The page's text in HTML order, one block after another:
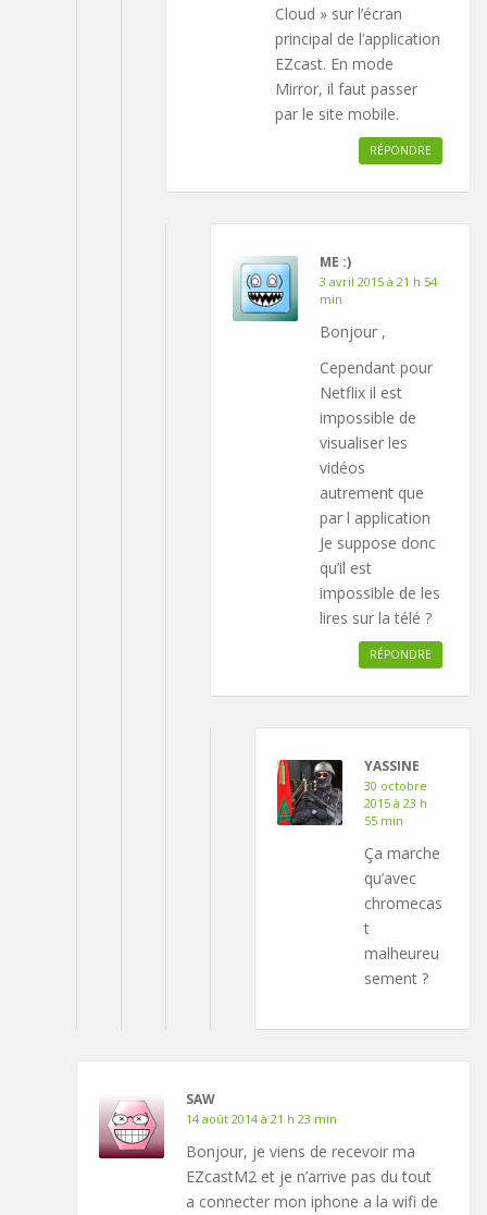
Cloud » sur l’écran
principal de l’application
EZcast. En mode
Mirror, il faut passer
par le site mobile.
RÉPONDRE
ME :)
3 avril 2015 à 21 h 54
min
Bonjour ,
Cependant pour
Netflix il est
impossible de
visualiser les
vidéos
autrement que
par l application
Je suppose donc
qu’il est
impossible de les
lires sur la télé ?
RÉPONDRE
YASSINE
30 octobre
2015 à 23 h
55 min
Ça marche
qu’avec
chromecas
t
malheureu
sement ?
SAW
14 août 2014 à 21 h 23 min
Bonjour, je viens de recevoir ma
EZcastM2 et je n’arrive pas du tout
a connecter mon iphone a la wifi de